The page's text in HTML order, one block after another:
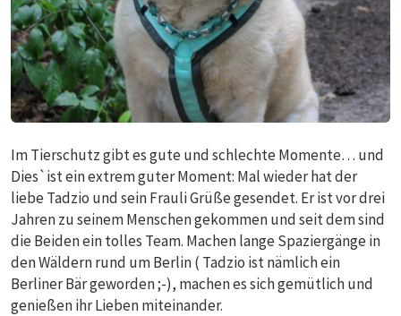
Im Tierschutz gibt es gute und schlechte Momente… und
Dies`ist ein extrem guter Moment: Mal wieder hat der
liebe Tadzio und sein Frauli Grüße gesendet. Er ist vor drei
Jahren zu seinem Menschen gekommen und seit dem sind
die Beiden ein tolles Team. Machen lange Spaziergänge in
den Wäldern rund um Berlin ( Tadzio ist nämlich ein
Berliner Bär geworden ;-), machen es sich gemütlich und
genießen ihr Lieben miteinander.